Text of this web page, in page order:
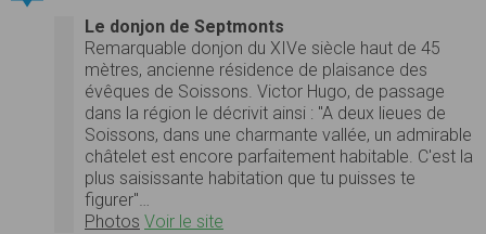
Le donjon de Septmonts
Remarquable donjon du XIVe siècle haut de 45
mètres, ancienne résidence de plaisance des
évêques de Soissons. Victor Hugo, de passage
dans la région le décrivit ainsi : "A deux lieues de
Soissons, dans une charmante vallée, un admirable
châtelet est encore parfaitement habitable. C'est la
plus saisissante habitation que tu puisses te
figurer"…
Photos Voir le site